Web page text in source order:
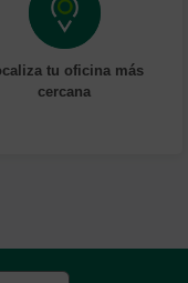
tu oficina más
cercana